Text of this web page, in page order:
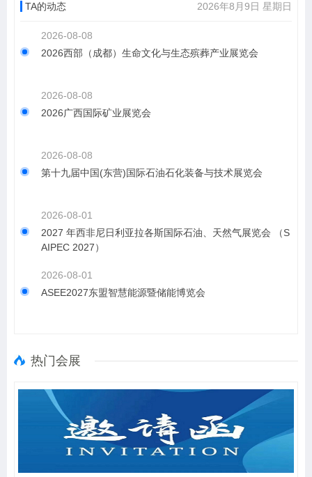
TA的动态 2026年8月9日 星期日
2026-08-08
2026西部（成都）生命文化与生态殡葬产业展览会
2026-08-08
2026广西国际矿业展览会
2026-08-08
第十九届中国(东营)国际石油石化装备与技术展览会
2026-08-01
2027 年西非尼日利亚拉各斯国际石油、天然气展览会 （S
AIPEC 2027）
2026-08-01
ASEE2027东盟智慧能源暨储能博览会
热门会展